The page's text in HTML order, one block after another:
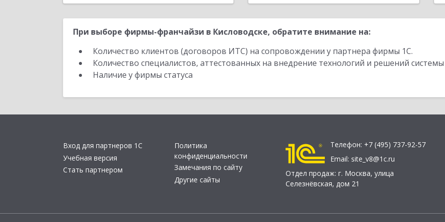
При выборе фирмы-франчайзи в Кисловодске, обратите внимание на:
Количество клиентов (договоров ИТС) на сопровождении у партнера фирмы 1С.
Количество специалистов, аттестованных на внедрение технологий и решений
Наличие у фирмы статуса
Вход для партнеров 1С
Учебная версия
Стать партнером
Политика
конфиденциальности
Замечания по сайту
Другие сайты
Телефон: +7 (495) 737-92-57
Email: site_v8@1c.ru
Отдел продаж: г. Москва, улица
Селезнёвская, дом 21